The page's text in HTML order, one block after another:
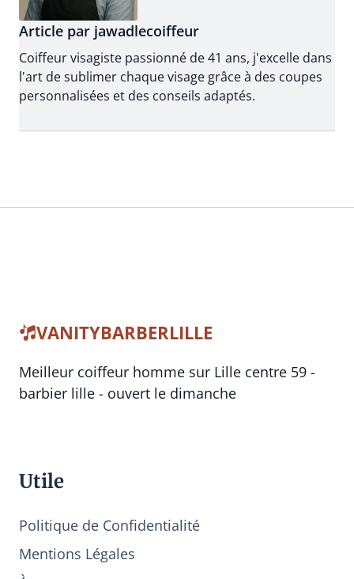
Article par jawadlecoiffeur
Coiffeur visagiste passionné de 41 ans, j'excelle dans
l'art de sublimer chaque visage grâce à des coupes
personnalisées et des conseils adaptés.
VANITYBARBERLILLE
Meilleur coiffeur homme sur Lille centre 59 -
barbier lille - ouvert le dimanche
Utile
Politique de Confidentialité
Mentions Légales